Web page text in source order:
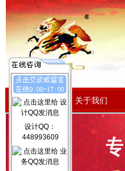
网站首页 关于我们
设计QQ：
448993609